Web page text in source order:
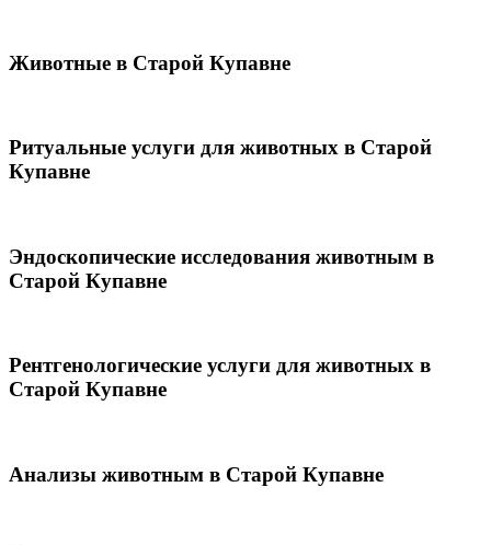
Животные в Старой Купавне
Ритуальные услуги для животных в Старой
Купавне
Эндоскопические исследования животным в
Старой Купавне
Рентгенологические услуги для животных в
Старой Купавне
Анализы животным в Старой Купавне